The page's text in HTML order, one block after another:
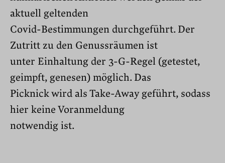
aktuell geltenden
Covid-Bestimmungen durchgeführt. Der
Zutritt zu den Genussräumen ist
unter Einhaltung der 3-G-Regel (getestet,
geimpft, genesen) möglich. Das
Picknick wird als Take-Away geführt, sodass
hier keine Voranmeldung
notwendig ist.